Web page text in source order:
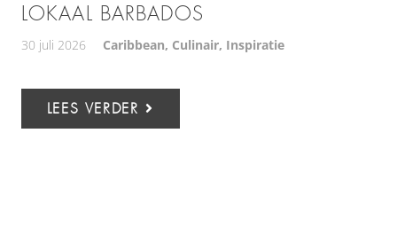
LOKAAL BARBADOS
30 juli 2026 Caribbean, Culinair, Inspiratie
LEES VERDER